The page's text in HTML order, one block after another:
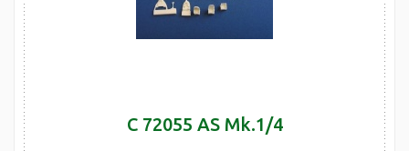
C 72055 AS Mk.1/4